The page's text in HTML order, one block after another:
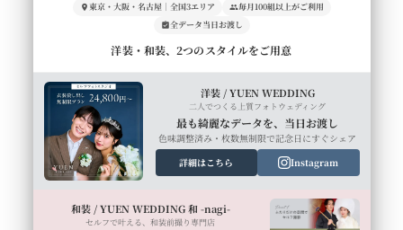
東京・大阪・名古屋｜全国3エリア
毎月100組以上がご利用
全データ当日お渡し
洋装・和装、2つのスタイルをご用意
洋装 / YUEN WEDDING
二人でつくる上質フォトウェディング
最も綺麗なデータを、当日お渡し
色味調整済み・枚数無制限で記念日にすぐシェア
詳細はこちら
Instagram
和装 / YUEN WEDDING 和 -nagi-
セルフで叶える、和装前撮り専門店